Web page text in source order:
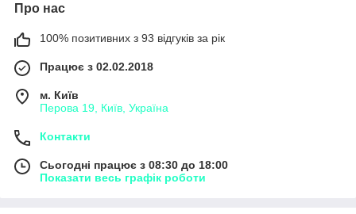
Про нас
100% позитивних з 93 відгуків за рік
Працює з 02.02.2018
м. Київ
Перова 19, Київ, Україна
Контакти
Сьогодні працює з 08:30 до 18:00
Показати весь графік роботи